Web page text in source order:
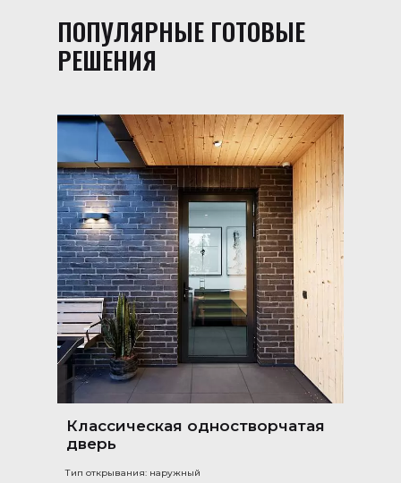
Классическая одностворчатая
дверь
Тип открывания: наружный
ПОПУЛЯРНЫЕ ГОТОВЫЕ
РЕШЕНИЯ